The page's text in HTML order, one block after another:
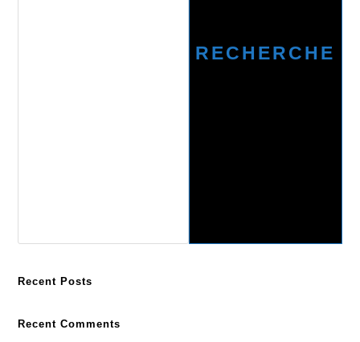
RECHERCHE
Recent Posts
Recent Comments